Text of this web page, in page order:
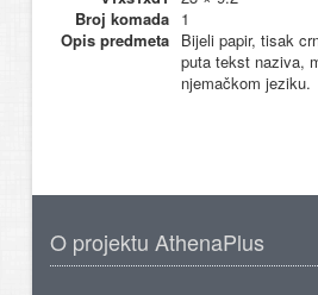
Broj komada 1
Opis predmeta Bijeli papir, tisak
puta tekst naziva,
njemačkom jeziku.
O projektu AthenaPlus